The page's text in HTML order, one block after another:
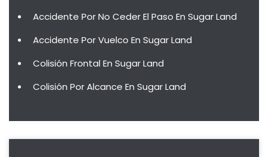
Accidente Por No Ceder El Paso En Sugar Land
Accidente Por Vuelco En Sugar Land
Colisión Frontal En Sugar Land
Colisión Por Alcance En Sugar Land